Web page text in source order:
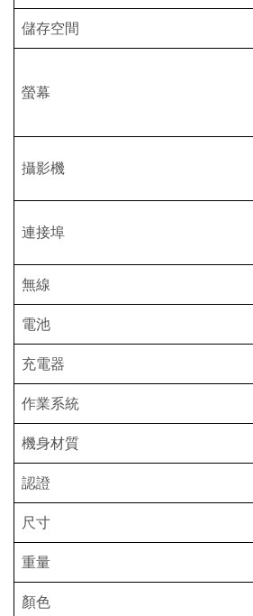
儲存空間
螢幕
攝影機
連接埠
無線
電池
充電器
作業系統
機身材質
認證
尺寸
重量
顏色